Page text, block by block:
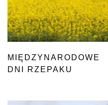
MIĘDZYNARODOWE
DNI RZEPAKU